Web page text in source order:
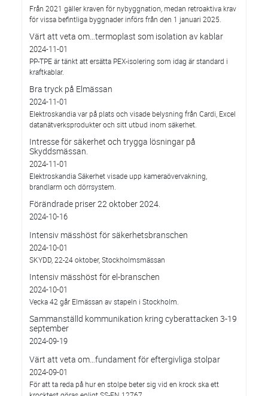
Från 2021 gäller kraven för nybyggnation, medan retroaktiva krav
för vissa befintliga byggnader införs från den 1 januari 2025.
Värt att veta om…termoplast som isolation av kablar
2024-11-01
PP-TPE är tänkt att ersätta PEX-isolering som idag är standard i
kraftkablar.
Bra tryck på Elmässan
2024-11-01
Elektroskandia var på plats och visade belysning från Cardi, Excel
datanätverksprodukter och sitt utbud inom säkerhet.
Intresse för säkerhet och trygga lösningar på
Skyddsmässan.
2024-11-01
Elektroskandia Säkerhet visade upp kameraövervakning,
brandlarm och dörrsystem.
Förändrade priser 22 oktober 2024.
2024-10-16
Intensiv mässhöst för säkerhetsbranschen
2024-10-01
SKYDD, 22-24 oktober, Stockholmsmässan
Intensiv mässhöst för el-branschen
2024-10-01
Vecka 42 går Elmässan av stapeln i Stockholm.
Sammanställd kommunikation kring cyberattacken 3-19
september
2024-09-19
Värt att veta om…fundament för eftergivliga stolpar
2024-09-01
För att ta reda på hur en stolpe beter sig vid en krock ska ett